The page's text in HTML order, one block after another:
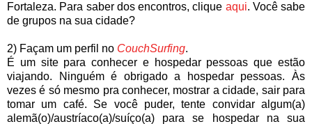
Fortaleza. Para saber dos encontros, clique aqui. Você sabe
de grupos na sua cidade?
2) Façam um perfil no CouchSurfing.
É um site para conhecer e hospedar pessoas que estão
viajando. Ninguém é obrigado a hospedar pessoas. Às
vezes é só mesmo pra conhecer, mostrar a cidade, sair para
tomar um café. Se você puder, tente convidar algum(a)
alemã(o)/austríaco(a)/suíço(a) para se hospedar na sua